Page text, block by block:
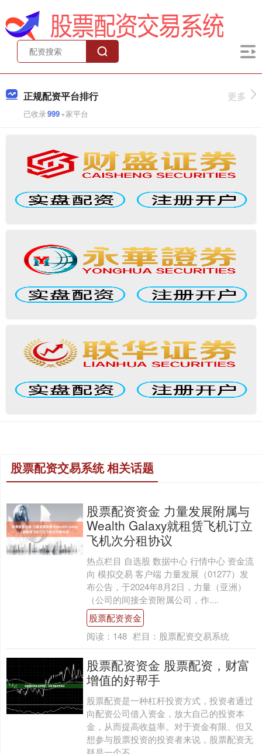
正规配资平台排行
已收录999+家平台
更多
股票配资交易系统 相关话题
股票配资资金 力量发展附属与
Wealth Galaxy就租赁飞机订立
飞机次分租协议
热点栏目 自选股 数据中心 行情中心 资金流
向 模拟交易 客户端 力量发展（01277）发
布公告，于2024年8月2日，力量（亚洲）
（公司的间接全资附属公司，作....
股票配资资金
阅读： 148 栏目： 股票配资交易系统
股票配资资金 股票配资，财富
增值的好帮手
股票配资是一种杠杆投资方式，投资者通过
向配资公司借入资金，放大自己的投资本
金，从而提高收益率。对于资金有限、但又
想参与股票投资的投资者来说，股票配资无